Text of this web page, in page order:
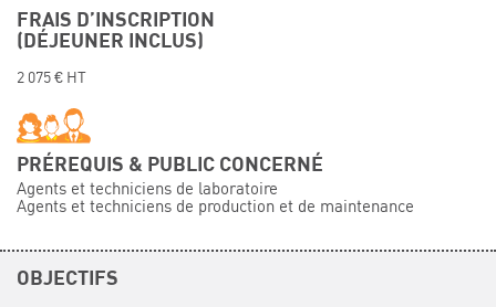
FRAIS D’INSCRIPTION
(DÉJEUNER INCLUS)
2 075 € HT
PRÉREQUIS & PUBLIC CONCERNÉ
Agents et techniciens de laboratoire
Agents et techniciens de production et de maintenance
OBJECTIFS